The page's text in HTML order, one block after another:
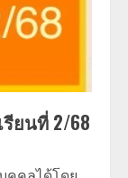
ยนที่ 2/68